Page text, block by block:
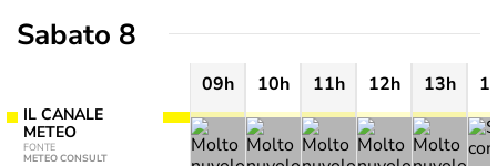
Sabato 8
IL CANALE
METEO
FONTE
METEO CONSULT
09h 10h 11h 12h 13h